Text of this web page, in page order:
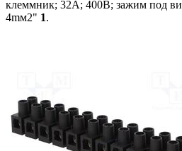
клеммник; 32А; 400В; зажим под
4mм2" 1.